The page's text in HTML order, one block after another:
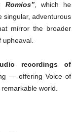
Romios”, which he
singular, adventurous
mirror the broader
recordings of
— offering Voice of
world.